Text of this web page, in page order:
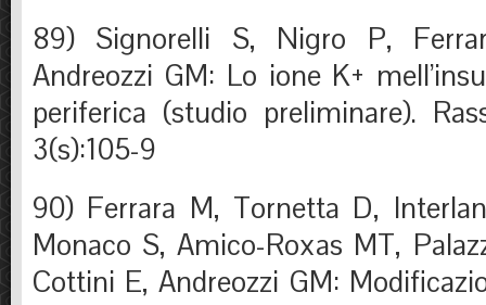
89) Signorelli S, Nigro P,
Andreozzi GM: Lo ione K+
periferica (studio preliminare).
3(s):105-9
90) Ferrara M, Tornetta D,
Monaco S, Amico-Roxas MT,
Cottini E, Andreozzi GM: